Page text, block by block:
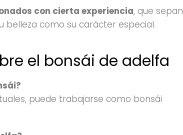
con cierta experiencia, que sepan
belleza como su carácter especial.
el bonsái de adelfa
puede trabajarse como bonsái